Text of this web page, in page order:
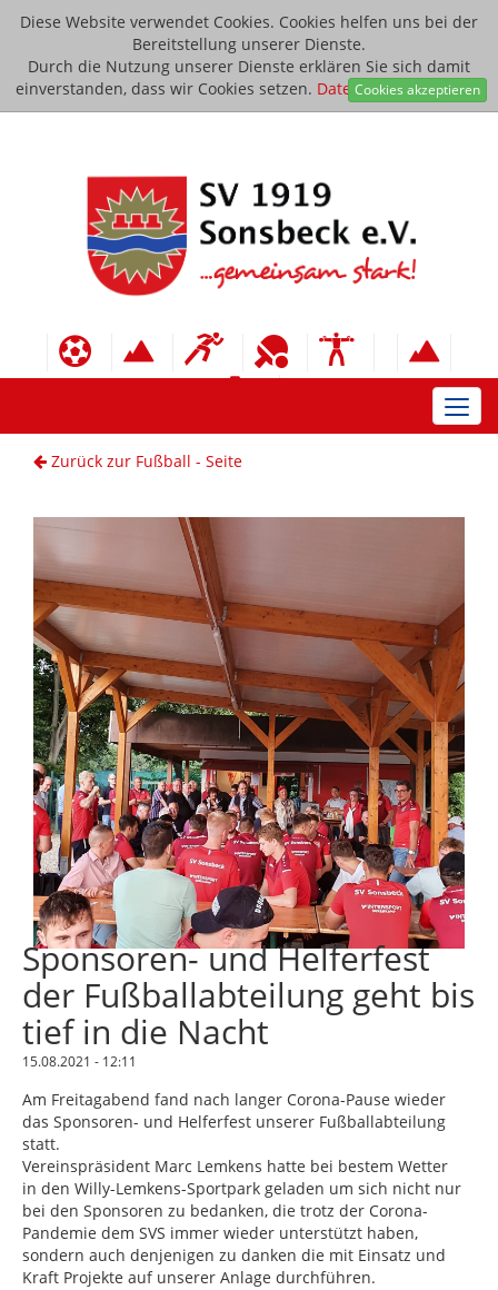
Diese Website verwendet Cookies. Cookies helfen uns bei der
Bereitstellung unserer Dienste.
Durch die Nutzung unserer Dienste erklären Sie sich damit
einverstanden, dass wir Cookies setzen. Datenschutzerklärung
Cookies akzeptieren
Zurück zur Fußball - Seite
Sponsoren- und Helferfest
der Fußballabteilung geht bis
tief in die Nacht
15.08.2021 - 12:11
Am Freitagabend fand nach langer Corona-Pause wieder
das Sponsoren- und Helferfest unserer Fußballabteilung
statt.
Vereinspräsident Marc Lemkens hatte bei bestem Wetter
in den Willy-Lemkens-Sportpark geladen um sich nicht nur
bei den Sponsoren zu bedanken, die trotz der Corona-
Pandemie dem SVS immer wieder unterstützt haben,
sondern auch denjenigen zu danken die mit Einsatz und
Kraft Projekte auf unserer Anlage durchführen.